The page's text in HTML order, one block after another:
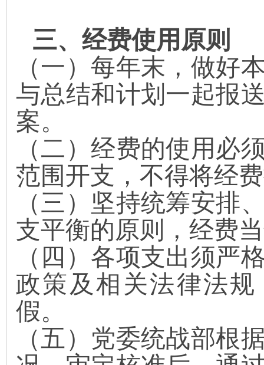
三、经费使用原则
（一）每年末，做好
与总结和计划一起报
案。
（二）经费的使用必
范围开支，不得将经
（三） 坚持统筹安排
支平衡的原则，经费
（四） 各项支出须严
政策及相关法律法
假。
（五） 党委统战部根